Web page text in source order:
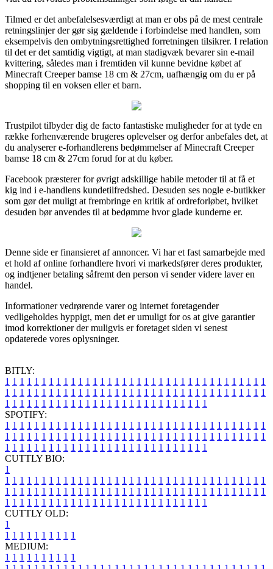
Tilmed er det anbefalelsesværdigt at man er obs på de mest centrale
retningslinjer der gør sig gældende i forbindelse med handlen, som
eksempelvis den ombytningsrettighed forretningen tilsikrer. I relation
til det er det samtidig vigtigt, at man stadigvæk bevarer sin e-mail
kvittering, således man i fremtiden vil kunne bevidne købet af
Minecraft Creeper bamse 18 cm & 27cm, uafhængig om du er på
shopping til en voksen eller et barn.
Trustpilot tilbyder dig de facto fantastiske muligheder for at tyde en
række forhenværende brugeres oplevelser og derfor anbefales det, at
du analyserer e-forhandlerens bedømmelser af Minecraft Creeper
bamse 18 cm & 27cm forud for at du køber.
Facebook præsterer for øvrigt adskillige habile metoder til at få et
kig ind i e-handlens kundetilfredshed. Desuden ses nogle e-butikker
som gør det muligt at frembringe en kritik af ordreforløbet, hvilket
desuden bør anvendes til at bedømme hvor glade kunderne er.
Denne side er finansieret af annoncer. Vi har et fast samarbejde med
et hold af online forhandlere hvori vi markedsfører deres produkter,
og indtjener betaling såfremt den person vi sender videre laver en
handel.
Informationer vedrørende varer og internet foretagender
vedligeholdes hyppigt, men det er umuligt for os at give garantier
imod korrektioner der muligvis er foretaget siden vi senest
opdaterede vores oplysninger.
BITLY:
1 1 1 1 1 1 1 1 1 1 1 1 1 1 1 1 1 1 1 1 1 1 1 1 1 1 1 1 1 1 1 1 1 1 1 1
1 1 1 1 1 1 1 1 1 1 1 1 1 1 1 1 1 1 1 1 1 1 1 1 1 1 1 1 1 1 1 1 1 1 1 1
1 1 1 1 1 1 1 1 1 1 1 1 1 1 1 1 1 1 1 1 1 1 1 1 1 1 1 1
SPOTIFY:
1 1 1 1 1 1 1 1 1 1 1 1 1 1 1 1 1 1 1 1 1 1 1 1 1 1 1 1 1 1 1 1 1 1 1 1
1 1 1 1 1 1 1 1 1 1 1 1 1 1 1 1 1 1 1 1 1 1 1 1 1 1 1 1 1 1 1 1 1 1 1 1
1 1 1 1 1 1 1 1 1 1 1 1 1 1 1 1 1 1 1 1 1 1 1 1 1 1 1 1
CUTTLY BIO:
1
1 1 1 1 1 1 1 1 1 1 1 1 1 1 1 1 1 1 1 1 1 1 1 1 1 1 1 1 1 1 1 1 1 1 1 1
1 1 1 1 1 1 1 1 1 1 1 1 1 1 1 1 1 1 1 1 1 1 1 1 1 1 1 1 1 1 1 1 1 1 1 1
1 1 1 1 1 1 1 1 1 1 1 1 1 1 1 1 1 1 1 1 1 1 1 1 1 1 1 1
CUTTLY OLD:
1
1 1 1 1 1 1 1 1 1 1
MEDIUM:
1 1 1 1 1 1 1 1 1 1